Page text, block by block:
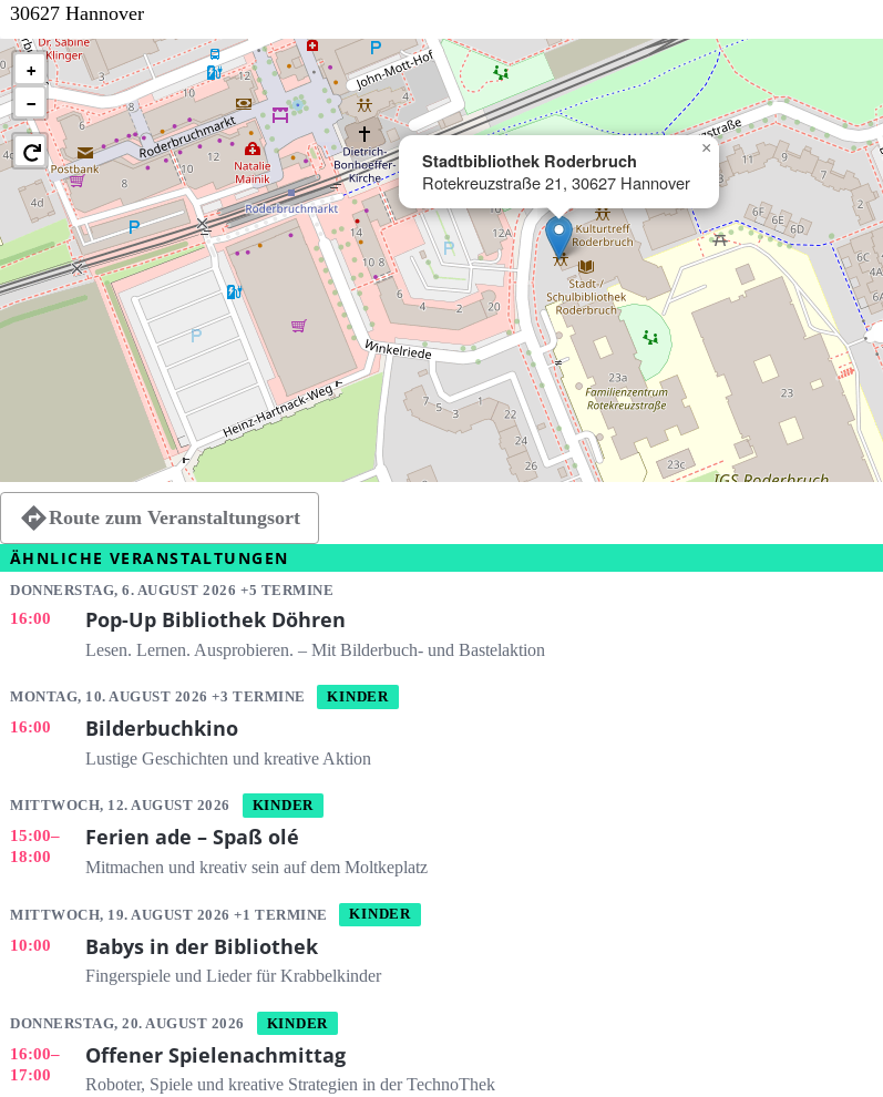
30627 Hannover
Stadtbibliothek Roderbruch
Rotekreuzstraße 21, 30627 Hannover
×
+
−
Route zum Veranstaltungsort
ÄHNLICHE VERANSTALTUNGEN
DONNERSTAG, 6. AUGUST 2026 +5 TERMINE
16:00 Pop-Up Bibliothek Döhren
Lesen. Lernen. Ausprobieren. – Mit Bilderbuch- und Bastelaktion
MONTAG, 10. AUGUST 2026 +3 TERMINE KINDER
16:00 Bilderbuchkino
Lustige Geschichten und kreative Aktion
MITTWOCH, 12. AUGUST 2026 KINDER
15:00–
18:00
Ferien ade – Spaß olé
Mitmachen und kreativ sein auf dem Moltkeplatz
MITTWOCH, 19. AUGUST 2026 +1 TERMINE KINDER
10:00 Babys in der Bibliothek
Fingerspiele und Lieder für Krabbelkinder
DONNERSTAG, 20. AUGUST 2026 KINDER
16:00–
17:00
Offener Spielenachmittag
Roboter, Spiele und kreative Strategien in der TechnoThek